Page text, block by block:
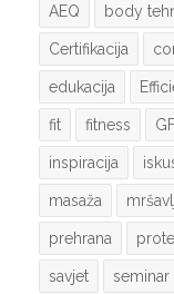
AEQ body
Certifikacija
edukacija
fit fitness
inspiracija
masaža
prehrana
savjet seminar